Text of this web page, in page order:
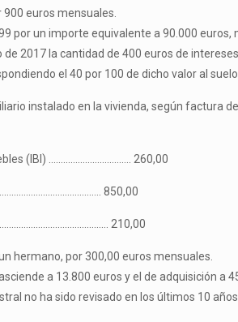
euros mensuales.
por un importe equivalente a 90.000
de 2017 la cantidad de 400 euros de
el 40 por 100 de dicho valor al
instalado en la vivienda, según factura
(IBI) ……………………………. 260,00
850,00
210,00
hermano, por 300,00 euros mensuales.
a 13.800 euros y el de adquisición
no ha sido revisado en los últimos 10 años.